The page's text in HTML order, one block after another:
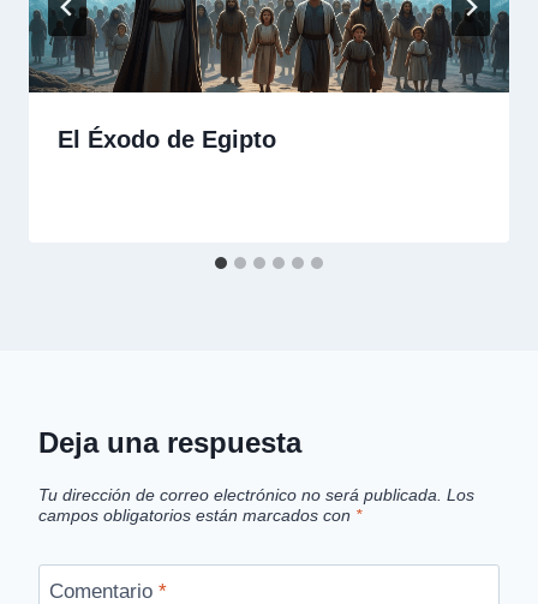
El Éxodo de Egipto
Deja una respuesta
Tu dirección de correo electrónico no será publicada. Los
campos obligatorios están marcados con *
Comentario *